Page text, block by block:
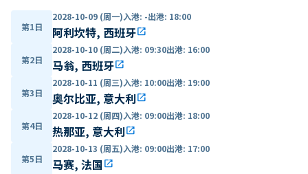
第1日
2028-10-09 (周一)入港: -出港: 18:00
阿利坎特, 西班牙open_in_new
第2日
2028-10-10 (周二)入港: 09:30出港: 16:00
马翁, 西班牙open_in_new
第3日
2028-10-11 (周三)入港: 10:00出港: 19:00
奥尔比亚, 意大利open_in_new
第4日
2028-10-12 (周四)入港: 09:00出港: 18:00
热那亚, 意大利open_in_new
第5日
2028-10-13 (周五)入港: 09:00出港: 17:00
马赛, 法国open_in_new